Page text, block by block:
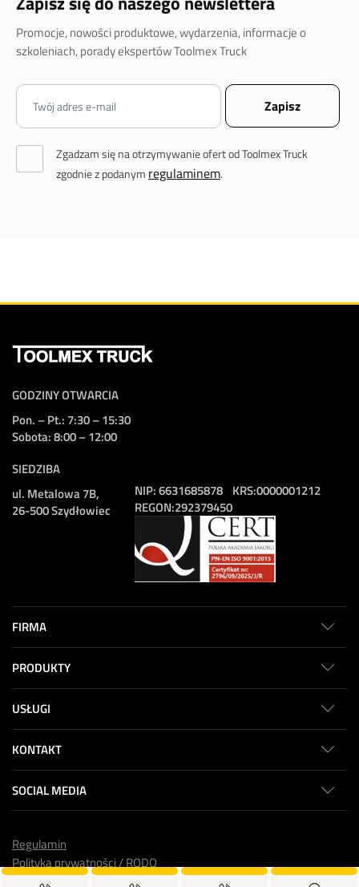
Promocje, nowości produktowe, wydarzenia, informacje o
szkoleniach, porady ekspertów Toolmex Truck
Zgadzam się na otrzymywanie ofert od Toolmex Truck
zgodnie z podanym regulaminem.
GODZINY OTWARCIA
Pon. – Pt.: 7:30 – 15:30
Sobota: 8:00 – 12:00
SIEDZIBA
ul. Metalowa 7B,
26-500 Szydłowiec
NIP:6631685878
REGON:292379450
KRS:0000001212
FIRMA
PRODUKTY
USŁUGI
KONTAKT
SOCIAL MEDIA
Regulamin
Polityka prywatności / RODO